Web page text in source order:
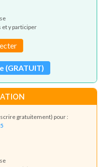
et y participer
(GRATUIT)
gratuitement) pour :